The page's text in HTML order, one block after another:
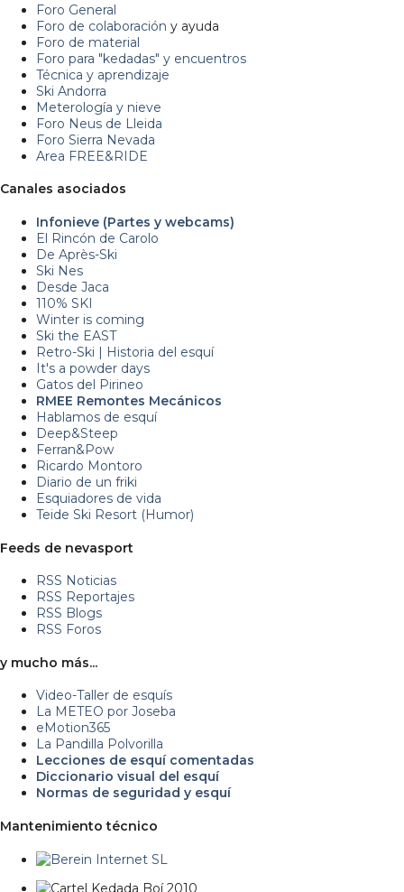
Foro General
Foro de colaboración y ayuda
Foro de material
Foro para "kedadas" y encuentros
Técnica y aprendizaje
Ski Andorra
Meterología y nieve
Foro Neus de Lleida
Foro Sierra Nevada
Area FREE&RIDE
Canales asociados
Infonieve (Partes y webcams)
El Rincón de Carolo
De Après-Ski
Ski Nes
Desde Jaca
110% SKI
Winter is coming
Ski the EAST
Retro-Ski | Historia del esquí
It's a powder days
Gatos del Pirineo
RMEE Remontes Mecánicos
Hablamos de esquí
Deep&Steep
Ferran&Pow
Ricardo Montoro
Diario de un friki
Esquiadores de vida
Teide Ski Resort (Humor)
Feeds de nevasport
RSS Noticias
RSS Reportajes
RSS Blogs
RSS Foros
y mucho más...
Video-Taller de esquís
La METEO por Joseba
eMotion365
La Pandilla Polvorilla
Lecciones de esquí comentadas
Diccionario visual del esquí
Normas de seguridad y esquí
Mantenimiento técnico